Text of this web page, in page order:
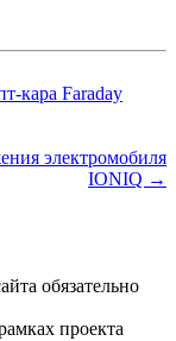
кара Faraday
электромобиля
IONIQ →
обязательно
проекта